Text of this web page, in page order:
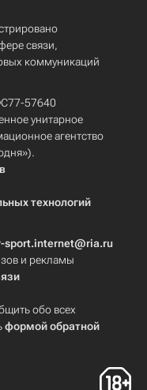
связи,
коммуникаций
57640
унитарное
агентство
технологий
sport.internet@ria.ru
и рекламы
обо всех
формой обратной